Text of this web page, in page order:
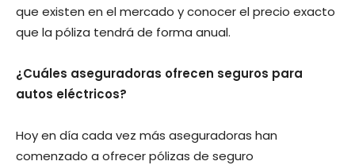
que existen en el mercado y conocer el precio exacto
que la póliza tendrá de forma anual.
¿Cuáles aseguradoras ofrecen seguros para
autos eléctricos?
Hoy en día cada vez más aseguradoras han
comenzado a ofrecer pólizas de seguro